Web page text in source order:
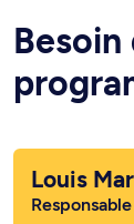
Besoin
Louis